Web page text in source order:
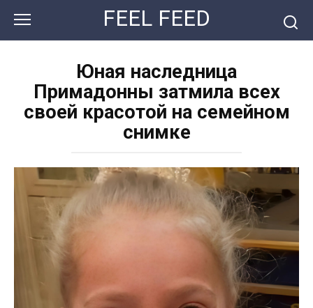
контенту
FEEL FEED
Юная наследница
Примадонны затмила всех
своей красотой на семейном
снимке